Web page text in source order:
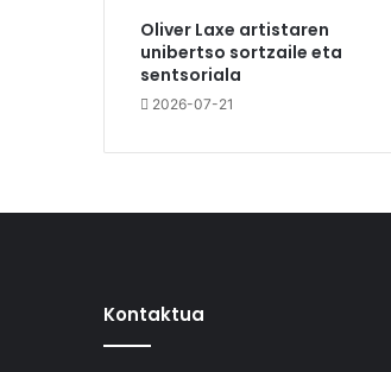
Oliver Laxe artistaren
unibertso sortzaile eta
sentsoriala
2026-07-21
Kontaktua